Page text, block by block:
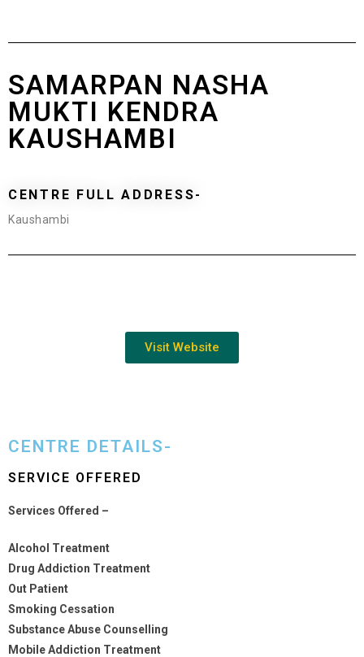
SAMARPAN NASHA
MUKTI KENDRA
KAUSHAMBI
CENTRE FULL ADDRESS-
Kaushambi
Visit Website
CENTRE DETAILS-
SERVICE OFFERED
Services Offered –
Alcohol Treatment
Drug Addiction Treatment
Out Patient
Smoking Cessation
Substance Abuse Counselling
Mobile Addiction Treatment